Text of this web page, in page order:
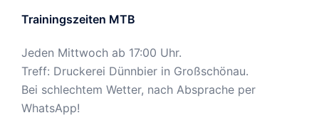
Trainingszeiten MTB
Jeden Mittwoch ab 17:00 Uhr.
Treff: Druckerei Dünnbier in Großschönau.
Bei schlechtem Wetter, nach Absprache per
WhatsApp!